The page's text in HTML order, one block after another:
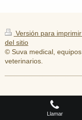
Versión para imprimir
del sitio
© Suva medical, equipos
veterinarios.
Llamar